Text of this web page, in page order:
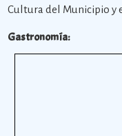
Cultura del Municipio y
Gastronomía: